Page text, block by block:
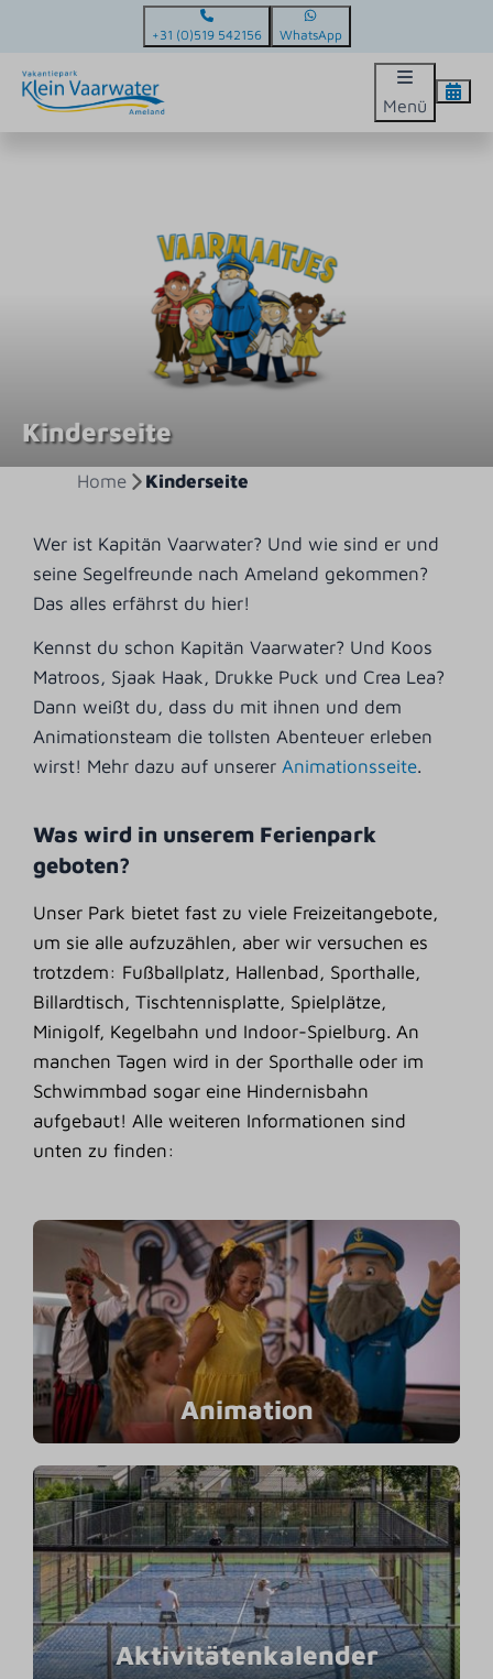
+31 (0)519 542156 WhatsApp
Menü
Kinderseite
Home Kinderseite
Wer ist Kapitän Vaarwater? Und wie sind er und
seine Segelfreunde nach Ameland gekommen?
Das alles erfährst du hier!
Kennst du schon Kapitän Vaarwater? Und Koos
Matroos, Sjaak Haak, Drukke Puck und Crea Lea?
Dann weißt du, dass du mit ihnen und dem
Animationsteam die tollsten Abenteuer erleben
wirst! Mehr dazu auf unsererAnimationsseite.
Was wird in unserem Ferienpark
geboten?
Unser Park bietet fast zu viele Freizeitangebote,
um sie alle aufzuzählen, aber wir versuchen es
trotzdem: Fußballplatz, Hallenbad, Sporthalle,
Billardtisch, Tischtennisplatte, Spielplätze,
Minigolf, Kegelbahn und Indoor-Spielburg. An
manchen Tagen wird in der Sporthalle oder im
Schwimmbad sogar eine Hindernisbahn
aufgebaut! Alle weiteren Informationen sind
unten zu finden:
Animation
Aktivitätenkalender